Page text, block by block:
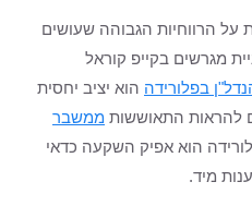
על הרווחיות הגבוהה שעושים
מגרשים בקייפ קוראל
בפלורידה הוא יציב יחסית
להראות התאוששות ממשבר
הוא אפיק השקעה כדאי
מיד.